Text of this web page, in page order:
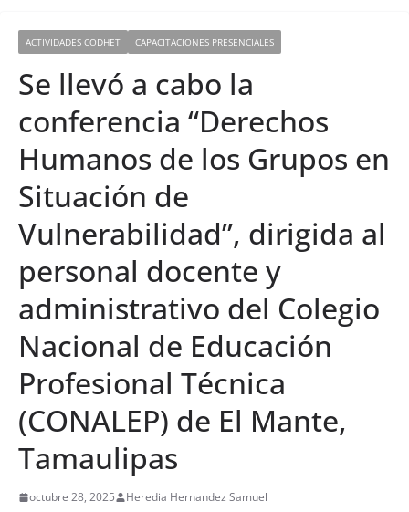
ACTIVIDADES CODHET CAPACITACIONES PRESENCIALES
Se llevó a cabo la
conferencia “Derechos
Humanos de los Grupos en
Situación de
Vulnerabilidad”, dirigida al
personal docente y
administrativo del Colegio
Nacional de Educación
Profesional Técnica
(CONALEP) de El Mante,
Tamaulipas
octubre 28, 2025 Heredia Hernandez Samuel